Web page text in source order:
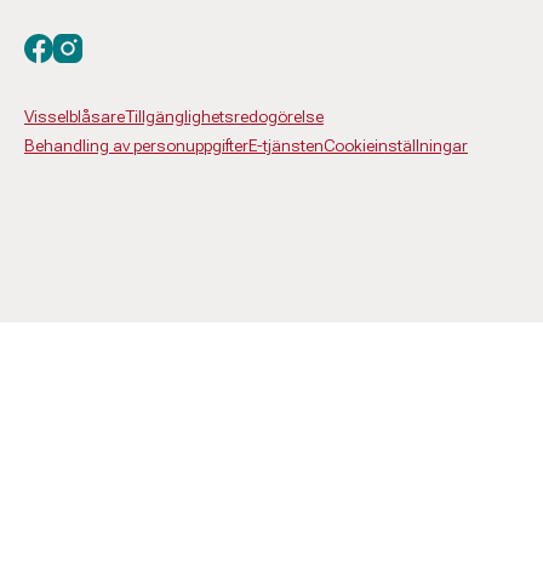
VisselblåsareTillgänglighetsredogörelse
Behandling av personuppgifterE-tjänstenCookieinställningar
Besök oss på facebook
Besök oss på instagram